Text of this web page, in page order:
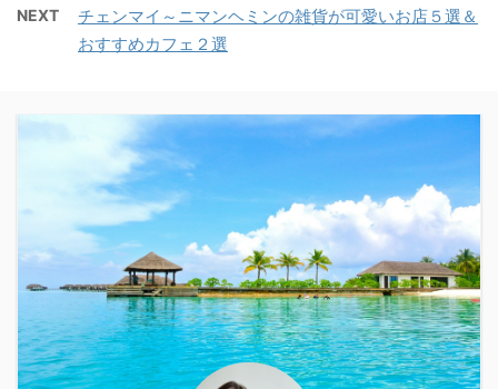
NEXT
チェンマイ～ニマンヘミンの雑貨が可愛いお店５選＆
おすすめカフェ２選